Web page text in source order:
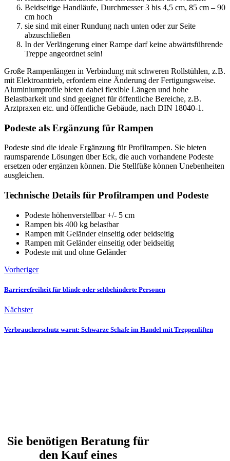
Beidseitige Handläufe, Durchmesser 3 bis 4,5 cm, 85 cm – 90
cm hoch
sie sind mit einer Rundung nach unten oder zur Seite
abzuschließen
In der Verlängerung einer Rampe darf keine abwärtsführende
Treppe angeordnet sein!
Große Rampenlängen in Verbindung mit schweren Rollstühlen, z.B.
mit Elektroantrieb, erfordern eine Änderung der Fertigungsweise.
Aluminiumprofile bieten dabei flexible Längen und hohe
Belastbarkeit und sind geeignet für öffentliche Bereiche, z.B.
Arztpraxen etc. und öffentliche Gebäude, nach DIN 18040-1.
Podeste als Ergänzung für Rampen
Podeste sind die ideale Ergänzung für Profilrampen. Sie bieten
raumsparende Lösungen über Eck, die auch vorhandene Podeste
ersetzen oder ergänzen können. Die Stellfüße können Unebenheiten
ausgleichen.
Technische Details für Profilrampen und Podeste
Podeste höhenverstellbar +/- 5 cm
Rampen bis 400 kg belastbar
Rampen mit Geländer einseitig oder beidseitig
Rampen mit Geländer einseitig oder beidseitig
Podeste mit und ohne Geländer
Vorheriger
Barrierefreiheit für blinde oder sehbehinderte Personen
Nächster
Verbraucherschutz warnt: Schwarze Schafe im Handel mit Treppenliften
Sie benötigen Beratung für
den Kauf eines